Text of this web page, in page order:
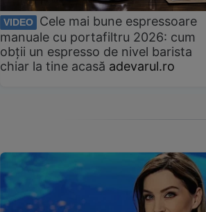
VIDEO
Cele mai bune espressoare
manuale cu portafiltru 2026: cum
obții un espresso de nivel barista
chiar la tine acasă adevarul.ro